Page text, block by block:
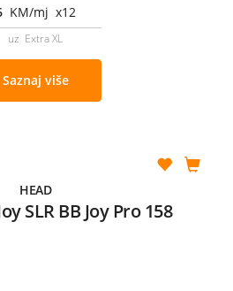
KM/mj x12
uz Extra XL
Saznaj više
HEAD
SLR BB Joy Pro 158